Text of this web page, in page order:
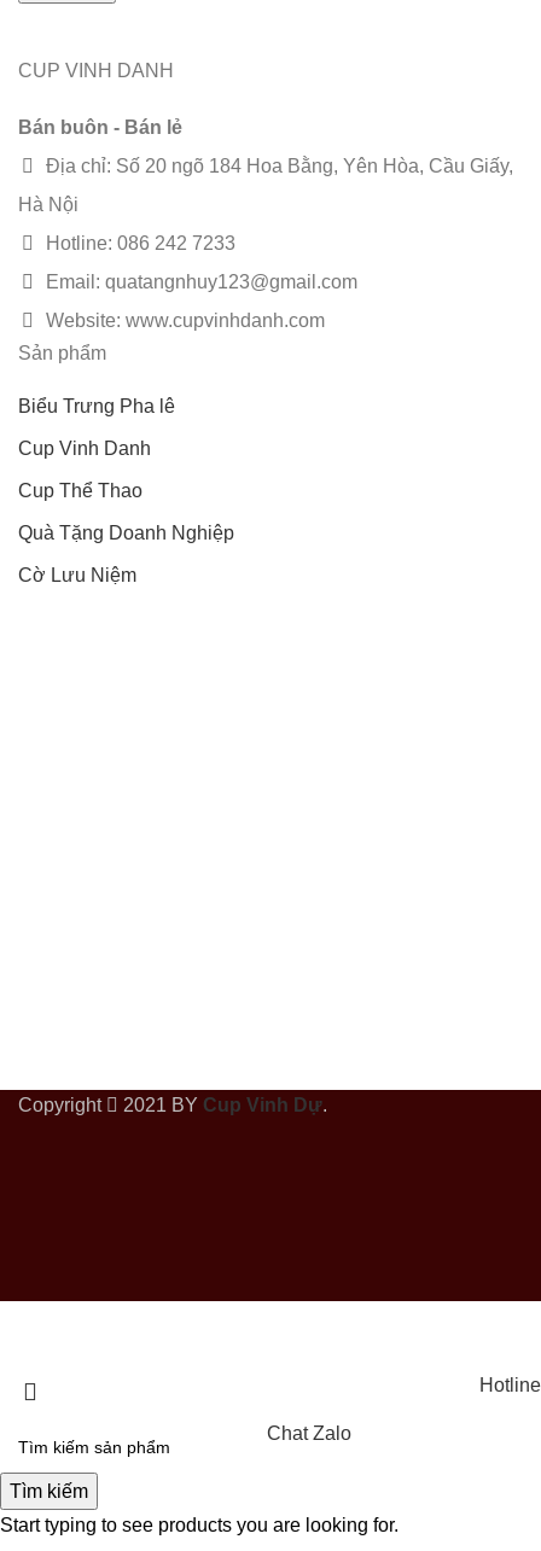
CUP VINH DANH
Bán buôn - Bán lẻ
Địa chỉ: Số 20 ngõ 184 Hoa Bằng, Yên Hòa, Cầu Giấy,
Hà Nội
Hotline: 086 242 7233
Email: quatangnhuy123@gmail.com
Website: www.cupvinhdanh.com
Sản phẩm
Biểu Trưng Pha lê
Cup Vinh Danh
Cup Thể Thao
Quà Tặng Doanh Nghiệp
Cờ Lưu Niệm
Copyright 2021 BY Cup Vinh Dự.
Tìm kiếm
Start typing to see products you are looking for.
Hotline
Chat Zalo